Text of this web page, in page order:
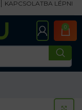
KAPCSOLATBA LÉPNI
0